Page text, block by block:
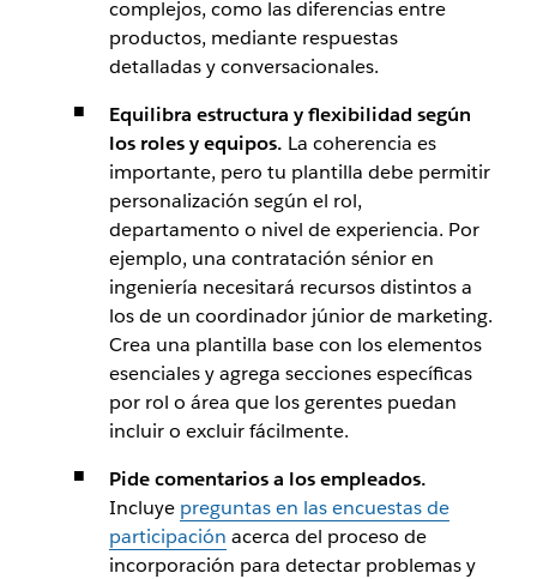
complejos, como las diferencias entre
productos, mediante respuestas
detalladas y conversacionales.
Equilibra estructura y flexibilidad según
los roles y equipos. La coherencia es
importante, pero tu plantilla debe permitir
personalización según el rol,
departamento o nivel de experiencia. Por
ejemplo, una contratación sénior en
ingeniería necesitará recursos distintos a
los de un coordinador júnior de marketing.
Crea una plantilla base con los elementos
esenciales y agrega secciones específicas
por rol o área que los gerentes puedan
incluir o excluir fácilmente.
Pide comentarios a los empleados.
Incluye preguntas en las encuestas de
participación acerca del proceso de
incorporación para detectar problemas y